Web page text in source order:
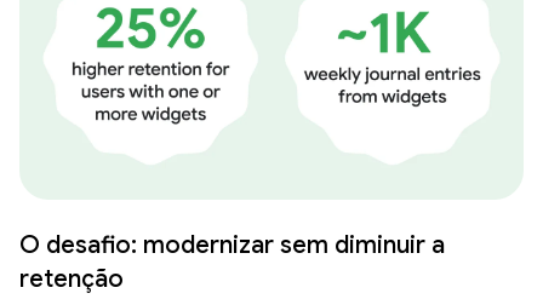
O desafio: modernizar sem diminuir a
retenção